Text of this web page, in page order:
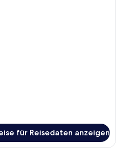
für Reisedaten anzeigen